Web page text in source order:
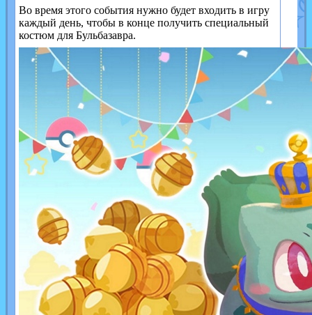
Во время этого события нужно будет входить в игру
каждый день, чтобы в конце получить специальный
костюм для Бульбазавра.